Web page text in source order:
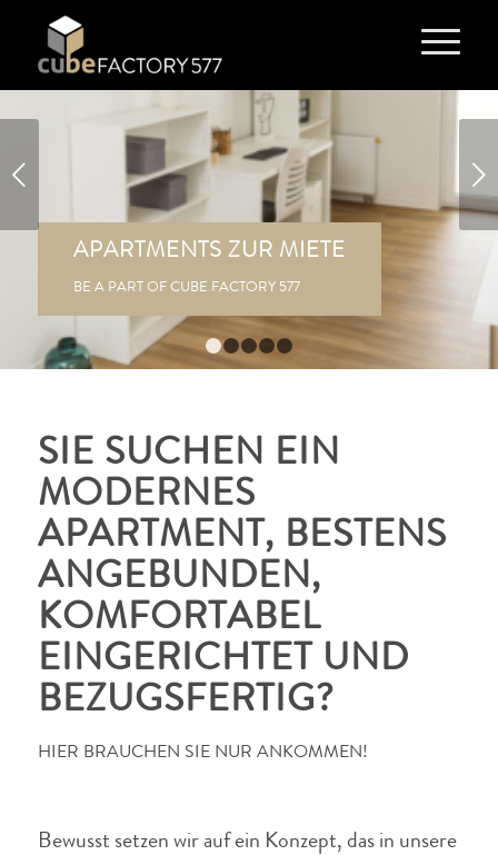
APARTMENTS ZUR MIETE
BE A PART OF CUBE FACTORY 577
Weiter
2 3
SIE SUCHEN EIN
MODERNES
APARTMENT, BESTENS
ANGEBUNDEN,
KOMFORTABEL
EINGERICHTET UND
BEZUGSFERTIG?
HIER BRAUCHEN SIE NUR ANKOMMEN!
Bewusst setzen wir auf ein Konzept, das in unsere